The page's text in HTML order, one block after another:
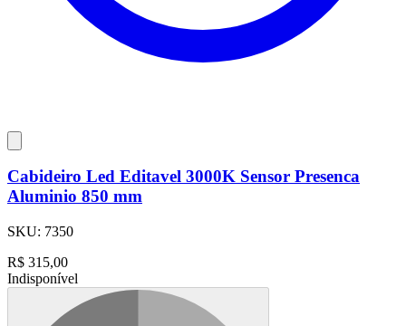
Cabideiro Led Editavel 3000K Sensor Presenca
Aluminio 850 mm
SKU: 7350
R$ 315,00
Indisponível